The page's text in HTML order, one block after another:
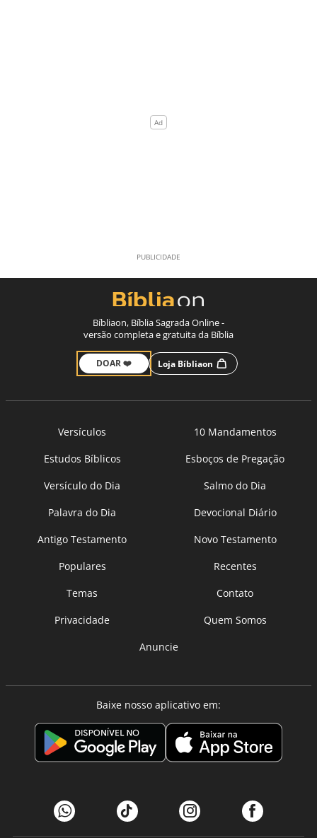
Bíbliaon, Bíblia Sagrada Online -
versão completa e gratuita da Bíblia
DOAR ❤️ Loja Bíbliaon
Versículos
10 Mandamentos
Estudos Bíblicos
Esboços de Pregação
Versículo do Dia
Salmo do Dia
Palavra do Dia
Devocional Diário
Antigo Testamento
Novo Testamento
Populares
Recentes
Temas
Contato
Privacidade
Quem Somos
Anuncie
Baixe nosso aplicativo em: